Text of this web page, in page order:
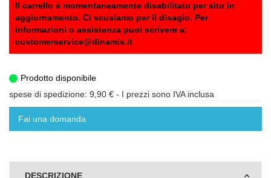
Il carrello è momentaneamente disabilitato per sito in
aggiornamento. Ci scusiamo per il disagio. Per
informazioni o assistenza puoi scrivere a:
customerservice@dinamis.it
Prodotto disponibile
spese di spedizione: 9,90 € - I prezzi sono IVA inclusa
Fai una domanda
DESCRIZIONE